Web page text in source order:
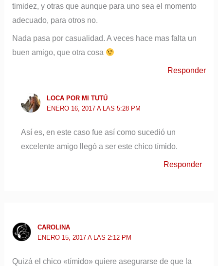
timidez, y otras que aunque para uno sea el momento
adecuado, para otros no.
Nada pasa por casualidad. A veces hace mas falta un
buen amigo, que otra cosa
Responder
LOCA POR MI TUTÚ
ENERO 16, 2017 A LAS 5:28 PM
Así es, en este caso fue así como sucedió un
excelente amigo llegó a ser este chico tímido.
Responder
CAROLINA
ENERO 15, 2017 A LAS 2:12 PM
Quizá el chico «tímido» quiere asegurarse de que la